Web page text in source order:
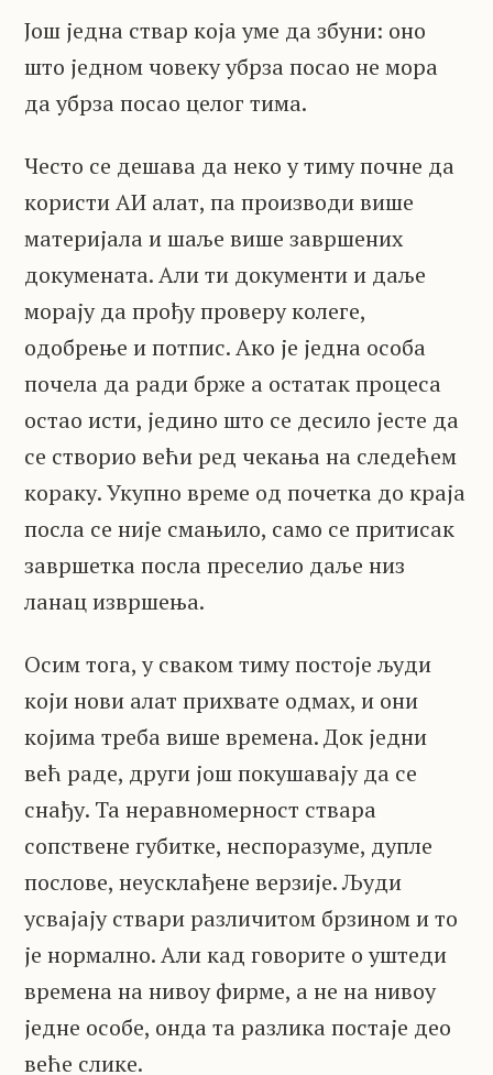
Још једна ствар која уме да збуни: оно
што једном човеку убрза посао не мора
да убрза посао целог тима.
Често се дешава да неко у тиму почне да
користи АИ алат, па производи више
материјала и шаље више завршених
докумената. Али ти документи и даље
морају да прођу проверу колеге,
одобрење и потпис. Ако је једна особа
почела да ради брже а остатак процеса
остао исти, једино што се десило јесте да
се створио већи ред чекања на следећем
кораку. Укупно време од почетка до краја
посла се није смањило, само се притисак
завршетка посла преселио даље низ
ланац извршења.
Осим тога, у сваком тиму постоје људи
који нови алат прихвате одмах, и они
којима треба више времена. Док једни
већ раде, други још покушавају да се
снађу. Та неравномерност ствара
сопствене губитке, неспоразуме, дупле
послове, неусклађене верзије. Људи
усвајају ствари различитом брзином и то
је нормално. Али кад говорите о уштеди
времена на нивоу фирме, а не на нивоу
једне особе, онда та разлика постаје део
веће слике.